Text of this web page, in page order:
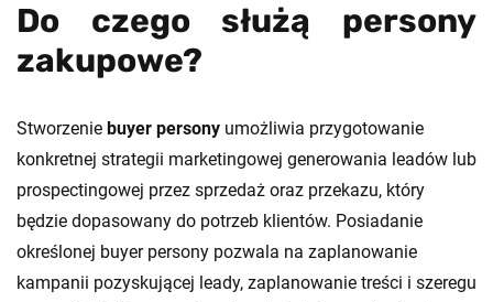
Do czego służą persony
zakupowe?
Stworzenie buyer persony umożliwia przygotowanie
konkretnej strategii marketingowej generowania leadów lub
prospectingowej przez sprzedaż oraz przekazu, który
będzie dopasowany do potrzeb klientów. Posiadanie
określonej buyer persony pozwala na zaplanowanie
kampanii pozyskującej leady, zaplanowanie treści i szeregu